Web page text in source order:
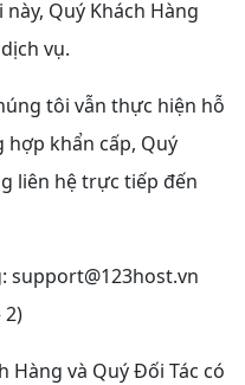
Quý Khách Hàng
vụ.
tôi vẫn thực hiện hỗ
khẩn cấp, Quý
liên hệ trực tiếp đến
support@123host.vn
2)
Hàng và Quý Đối Tác có